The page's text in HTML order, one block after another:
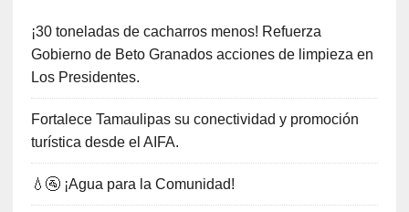
¡30 toneladas de cacharros menos! Refuerza
Gobierno de Beto Granados acciones de limpieza en
Los Presidentes.
Fortalece Tamaulipas su conectividad y promoción
turística desde el AIFA.
💧🚰 ¡Agua para la Comunidad!